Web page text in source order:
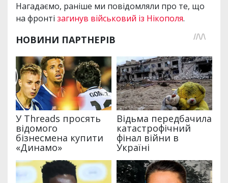
Нагадаємо, раніше ми повідомляли про те, що
на фронті загинув військовий із Нікополя.